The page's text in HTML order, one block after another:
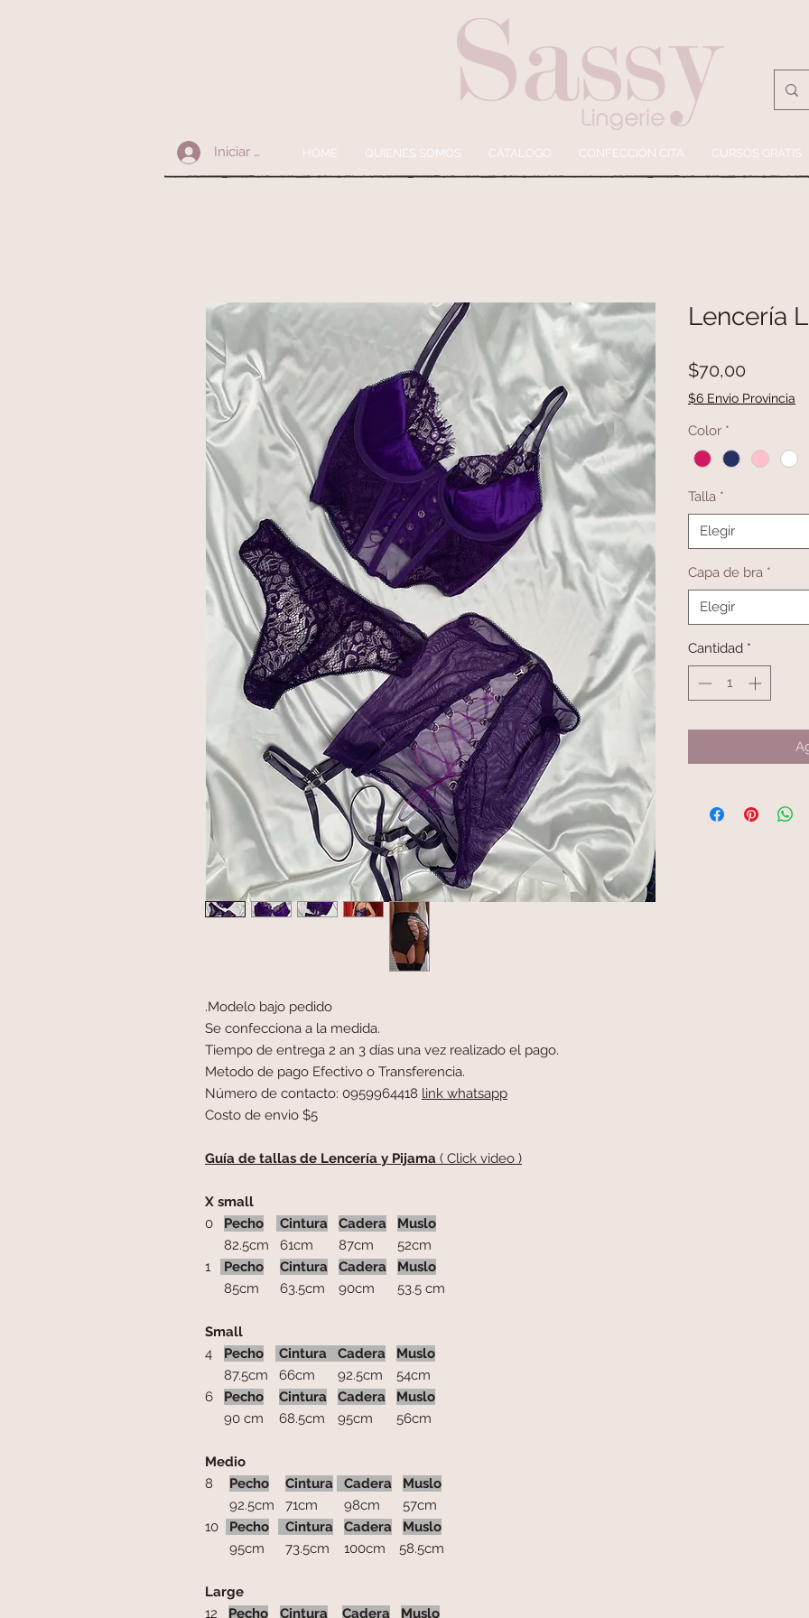
Iniciar sesión HOME QUIENES SOMOS CÁTALOGO CONFECCIÓN CITA CURSOS GRATIS
Modelo bajo pedido.
Se confecciona a la medida.
Tiempo de entrega 2 an 3 días una vez realizado el pago.
Metodo de pago Efectivo o Transferencia.
Número de contacto: 0959964418 link whatsapp
Costo de envio $5
Guía de tallas de Lencería y Pijama ( Click video )
X small
0
Pecho
82.5cm
Cintura
61cm
Cadera
87cm
Muslo
52cm
1
Pecho
85cm
Cintura
63.5cm
Cadera
90cm
Muslo
53.5 cm
Small
4
Pecho
87.5cm
Cintura
66cm
Cadera
92.5cm
Muslo
54cm
6
Pecho
90 cm
Cintura
68.5cm
Cadera
95cm
Muslo
56cm
Medio
8
Pecho
92.5cm
Cintura
71cm
Cadera
98cm
Muslo
57cm
10
Pecho
95cm
Cintura
73.5cm
Cadera
100cm
Muslo
58.5cm
Large
12
Pecho Cintura Cadera Muslo
Lencería
$70,00
$6 Envio Provincia
Color *
Talla *
Elegir
Capa de bra *
Elegir
Cantidad *